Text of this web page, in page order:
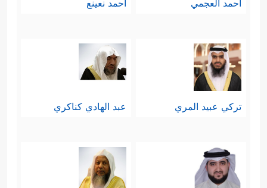
أحمد العجمي أحمد نعينع
تركي عبيد المري عبد الهادي كناكري